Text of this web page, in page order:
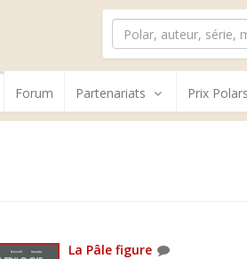
Forum Partenariats Prix
La Pâle figure